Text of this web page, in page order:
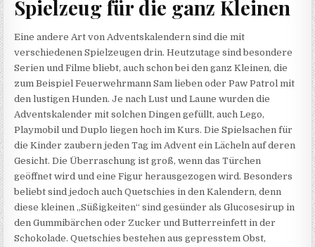
Spielzeug für die ganz Kleinen
Eine andere Art von Adventskalendern sind die mit
verschiedenen Spielzeugen drin. Heutzutage sind besondere
Serien und Filme bliebt, auch schon bei den ganz Kleinen, die
zum Beispiel Feuerwehrmann Sam lieben oder Paw Patrol mit
den lustigen Hunden. Je nach Lust und Laune wurden die
Adventskalender mit solchen Dingen gefüllt, auch Lego,
Playmobil und Duplo liegen hoch im Kurs. Die Spielsachen für
die Kinder zaubern jeden Tag im Advent ein Lächeln auf deren
Gesicht. Die Überraschung ist groß, wenn das Türchen
geöffnet wird und eine Figur herausgezogen wird. Besonders
beliebt sind jedoch auch Quetschies in den Kalendern, denn
diese kleinen „Süßigkeiten“ sind gesünder als Glucosesirup in
den Gummibärchen oder Zucker und Butterreinfett in der
Schokolade. Quetschies bestehen aus gepresstem Obst,